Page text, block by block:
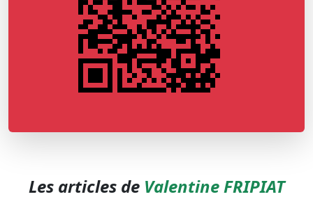
Les articles de Valentine FRIPIAT